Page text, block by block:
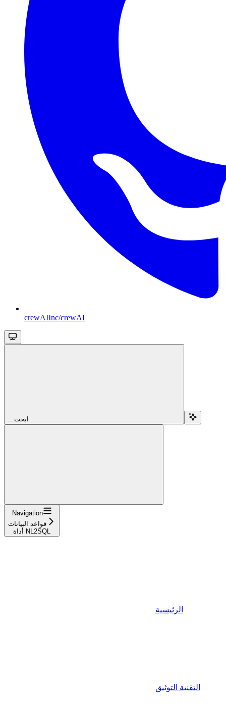
crewAIInc/crewAI
...ابحث
Navigation
قواعد البيانات
أداة NL2SQL
الرئيسية
التقنية التوثيق